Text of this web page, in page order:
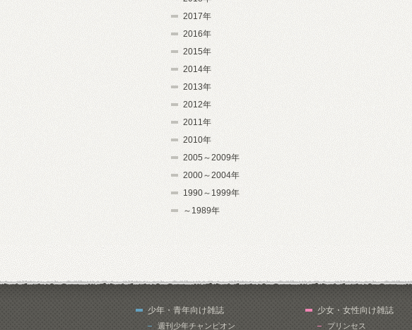
2017年
2016年
2015年
2014年
2013年
2012年
2011年
2010年
2005～2009年
2000～2004年
1990～1999年
～1989年
少年・青年向け雑誌
週刊少年チャンピオン
少女・女性向け雑誌
プリンセス